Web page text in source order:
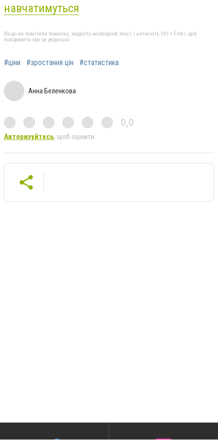
навчатимуться
Якщо ви помітили помилку, виділіть необхідний текст і натисніть Ctrl + Enter, щоб
повідомити про це редакцію
#ціни #зростання цін #статистика
Анна Беленкова
0,0
Авторизуйтесь, щоб оцінити